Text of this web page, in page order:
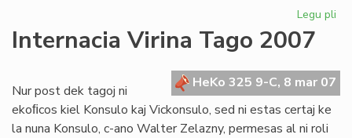
Legu pli
Internacia Virina Tago 2007
HeKo 325 9-C, 8 mar 07
Nur post dek tagoj ni
ekoﬁcos kiel Konsulo kaj Vickonsulo, sed ni estas certaj ke
la nuna Konsulo, c-ano Walter Zelazny, permesas al ni roli